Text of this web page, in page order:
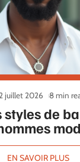
styles de
juillet 2026 8 min
EN SAVOIR PLUS